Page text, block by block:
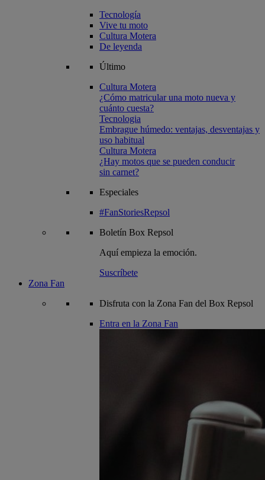
Tecnología
Vive tu moto
Cultura Motera
De leyenda
Último
Cultura Motera
¿Cómo matricular una moto nueva y
cuánto cuesta?
Tecnologia
Embrague húmedo: ventajas, desventajas y
uso habitual
Cultura Motera
¿Hay motos que se pueden conducir
sin carnet?
Especiales
#FanStoriesRepsol
Boletín Box Repsol
Aquí empieza la emoción.
Suscríbete
Zona Fan
Disfruta con la Zona Fan del Box Repsol
Entra en la Zona Fan